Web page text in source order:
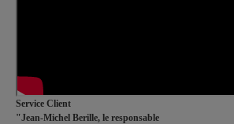
Service Client
"Jean-Michel Berille, le responsable